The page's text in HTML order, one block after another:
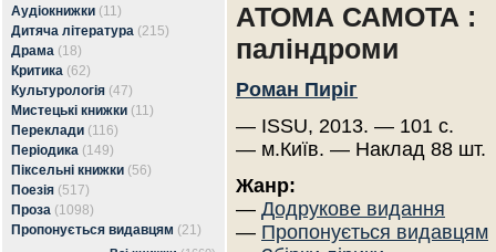
Аудіокнижки (11)
Дитяча література (215)
Драма (18)
Критика (62)
Культурологія (47)
Мистецькі книжки (11)
Переклади (116)
Періодика (149)
Піксельні книжки (56)
Поезія (517)
Проза (1098)
Пропонується видавцям (21)
АТОМА САМОТА :
паліндроми
Роман Пиріг
— ISSU, 2013. — 101 с.
— м.Київ. — Наклад 88 шт.
Жанр:
— Додрукове видання
— Пропонується видавцям